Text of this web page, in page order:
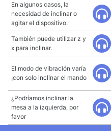
En algunos casos, la
necesidad de inclinar o
agitar el dispositivo.
También puede utilizar z y
x para inclinar.
El modo de vibración varía
¡con solo inclinar el mando
¿Podríamos inclinar la
mesa a la izquierda, por
favor